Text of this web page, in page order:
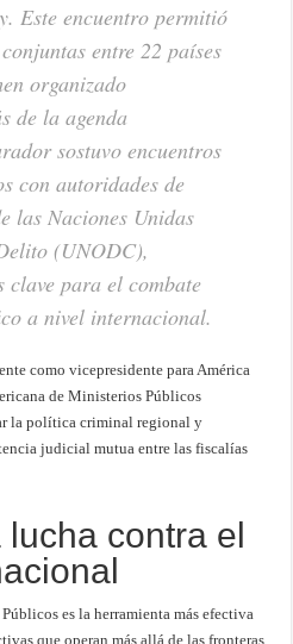
Este encuentro permitió
entre 22 países
organizado
de la agenda
sostuvo encuentros
con autoridades de
las Naciones Unidas
(UNODC),
clave para el combate
a nivel internacional.
como vicepresidente para América
de Ministerios Públicos
la política criminal regional y
judicial mutua entre las fiscalías
contra el
es la herramienta más efectiva
que operan más allá de las fronteras